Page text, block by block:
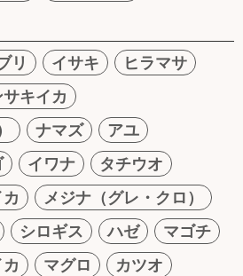
リ イサキ
ヒラマサ
キイカ
ナマズ
アユ
イワナ
タチウオ
メジナ（グレ・クロ）
シロギス ハゼ
マゴチ
マグロ
カツオ